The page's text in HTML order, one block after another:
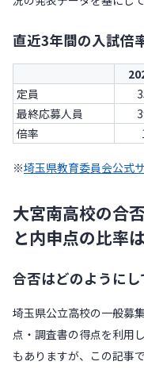
直近3年間の入試倍
定員
最終応募人員
倍率
※埼玉県教育委員会公式
大宮南高校の合
と内申点の比率
合否はどのようにし
埼玉県公立高校の一般募
点・調査書の得点を利用
もありますが、この記事